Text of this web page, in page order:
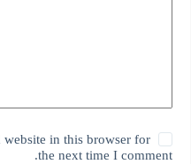
website in this browser for
the next time I comment.